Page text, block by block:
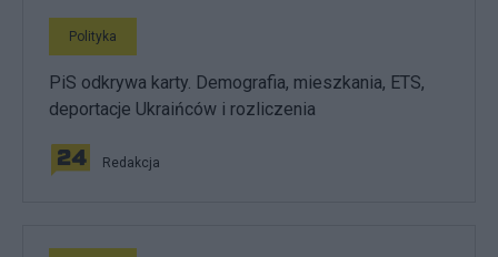
Polityka
PiS odkrywa karty. Demografia, mieszkania, ETS,
deportacje Ukraińców i rozliczenia
Redakcja